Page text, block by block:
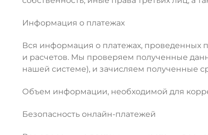
Информация о платежах
Вся информация о платежах, проведенных
и расчетов. Мы проверяем полученные
нашей системе), и зачисляем полученные
Объем информации, необходимой для
Безопасность онлайн-платежей